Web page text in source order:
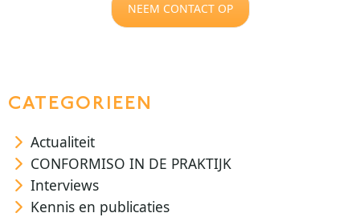
NEEM CONTACT OP
CATEGORIEEN
Actualiteit
CONFORMISO IN DE PRAKTIJK
Interviews
Kennis en publicaties